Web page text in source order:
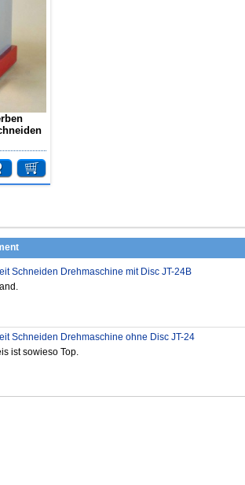
Schneiden Drehmaschine mit Disc JT-24B
Schneiden Drehmaschine ohne Disc JT-24
ist sowieso Top.